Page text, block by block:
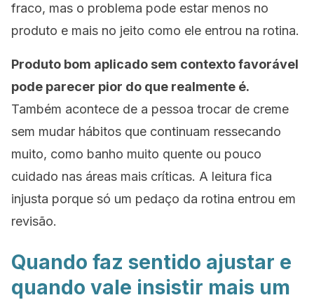
fraco, mas o problema pode estar menos no
produto e mais no jeito como ele entrou na rotina.
Produto bom aplicado sem contexto favorável
pode parecer pior do que realmente é.
Também acontece de a pessoa trocar de creme
sem mudar hábitos que continuam ressecando
muito, como banho muito quente ou pouco
cuidado nas áreas mais críticas. A leitura fica
injusta porque só um pedaço da rotina entrou em
revisão.
Quando faz sentido ajustar e
quando vale insistir mais um